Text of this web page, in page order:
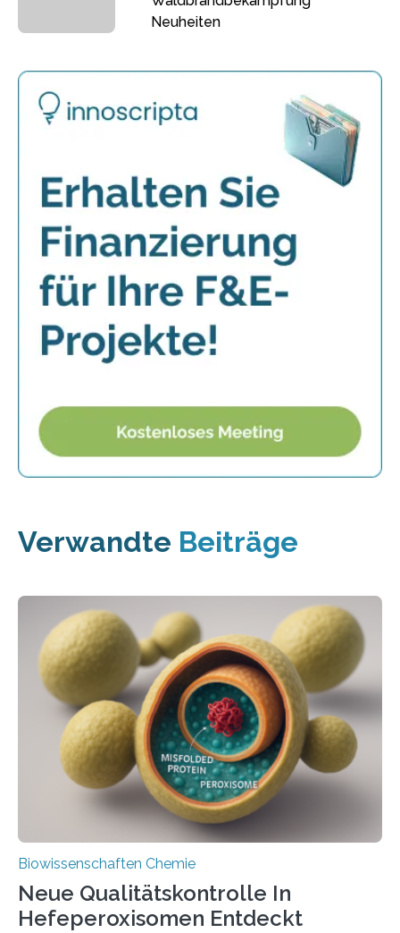
Neuheiten
Verwandte Beiträge
Biowissenschaften Chemie
Neue Qualitätskontrolle In
Hefeperoxisomen Entdeckt